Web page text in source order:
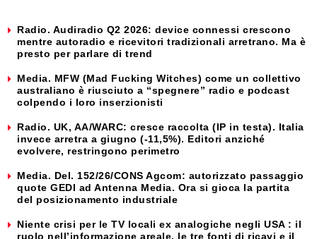
Radio. Audiradio Q2 2026: device connessi crescono
mentre autoradio e ricevitori tradizionali arretrano. Ma è
presto per parlare di trend
Media. MFW (Mad Fucking Witches) come un collettivo
australiano è riusciuto a “spegnere” radio e podcast
colpendo i loro inserzionisti
Radio. UK, AA/WARC: cresce raccolta (IP in testa). Italia
invece arretra a giugno (-11,5%). Editori anziché
evolvere, restringono perimetro
Media. Del. 152/26/CONS Agcom: autorizzato passaggio
quote GEDI ad Antenna Media. Ora si gioca la partita
del posizionamento industriale
Niente crisi per le TV locali ex analogiche negli USA : il
ruolo nell’informazione areale, le tre fonti di ricavi e il